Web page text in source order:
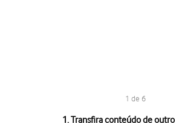
1 de 6
1. Transfira conteúdo de